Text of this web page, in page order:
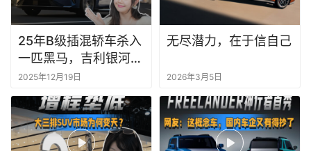
25年B级插混轿车杀入
一匹黑马，吉利银河星
耀8稳坐冠军宝座，上
市7个月累计销量已突
破70000台
2025年12月19日
无尽潜力，在于信自己
2026年3月5日